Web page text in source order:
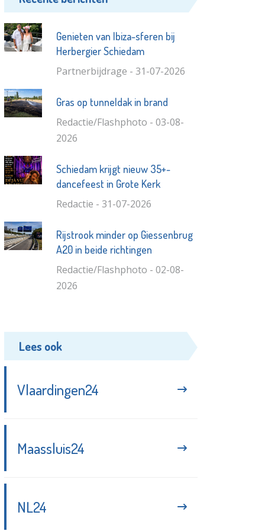
Genieten van Ibiza-sferen bij
Herbergier Schiedam
Partnerbijdrage - 31-07-2026
Gras op tunneldak in brand
Redactie/Flashphoto - 03-08-
2026
Schiedam krijgt nieuw 35+-
dancefeest in Grote Kerk
Redactie - 31-07-2026
Rijstrook minder op Giessenbrug
A20 in beide richtingen
Redactie/Flashphoto - 02-08-
2026
Lees ook
Vlaardingen24
Maassluis24
NL24